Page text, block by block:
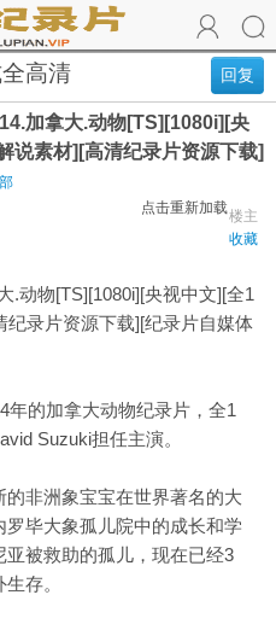
回复
高清
加拿大.动物[TS][1080i][央
说素材][高清纪录片资源下载]
点击重新加载楼主
收藏
.动物[TS][1080i][央视中文][全1
录片资源下载][纪录片自媒体
年的加拿大动物纪录片，全1
Suzuki担任主演。
非洲象宝宝在世界著名的大
毕大象孤儿院中的成长和学
被救助的孤儿，现在已经3
存。